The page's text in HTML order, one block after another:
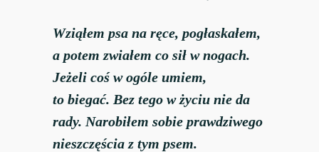
Wziąłem psa na ręce, pogłaskałem,
a potem zwiałem co sił w nogach.
Jeżeli coś w ogóle umiem,
to biegać. Bez tego w życiu nie da
rady. Narobiłem sobie prawdziwego
nieszczęścia z tym psem.